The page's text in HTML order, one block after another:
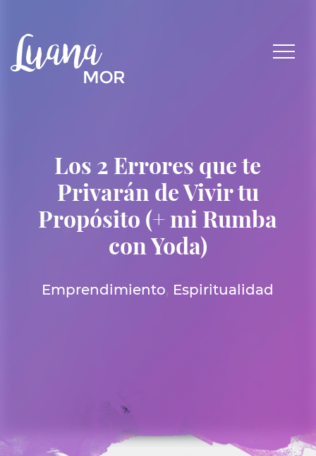
Los 2 Errores que te
Privarán de Vivir tu
Propósito (+ mi Rumba
con Yoda)
Emprendimiento, Espiritualidad